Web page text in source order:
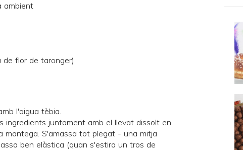
ambient
de flor de taronger)
l'aigua tèbia.
ingredients juntament amb el llevat dissolt en
mantega. S'amassa tot plegat - una mitja
ben elàstica (quan s'estira un tros de